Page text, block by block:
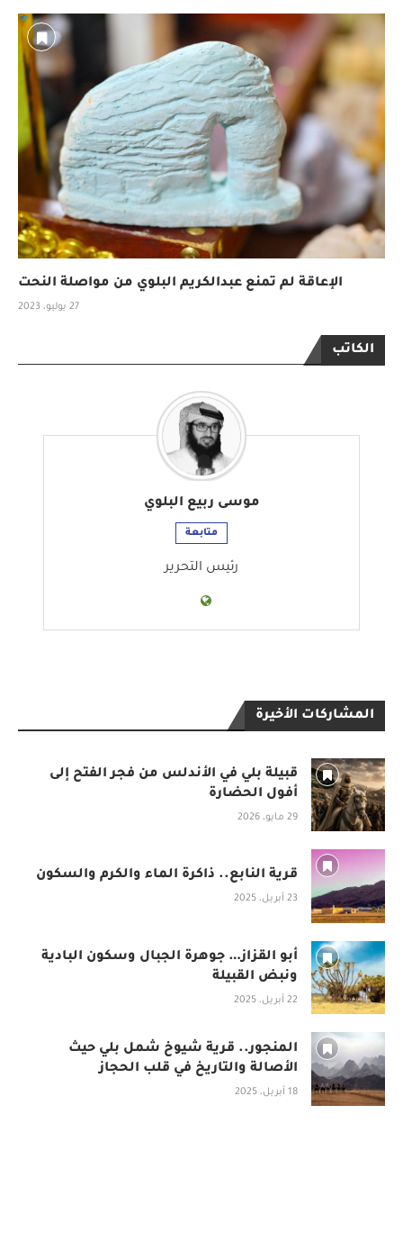
الإعاقة لم تمنع عبدالكريم البلوي من مواصلة النحت
27 يوليو، 2023
الكاتب
موسى ربيع البلوي
متابعة
رئيس التحرير
المشاركات الأخيرة
قبيلة بلي في الأندلس من فجر الفتح إلى
أفول الحضارة
29 مايو، 2026
قرية النابع.. ذاكرة الماء والكرم والسكون
23 أبريل، 2025
أبو القزاز… جوهرة الجبال وسكون البادية
ونبض القبيلة
22 أبريل، 2025
المنجور.. قرية شيوخ شمل بلي حيث
الأصالة والتاريخ في قلب الحجاز
18 أبريل، 2025